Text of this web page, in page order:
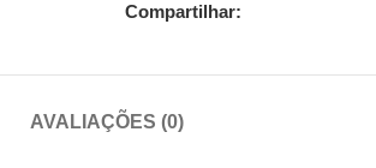
Compartilhar:
AVALIAÇÕES (0)